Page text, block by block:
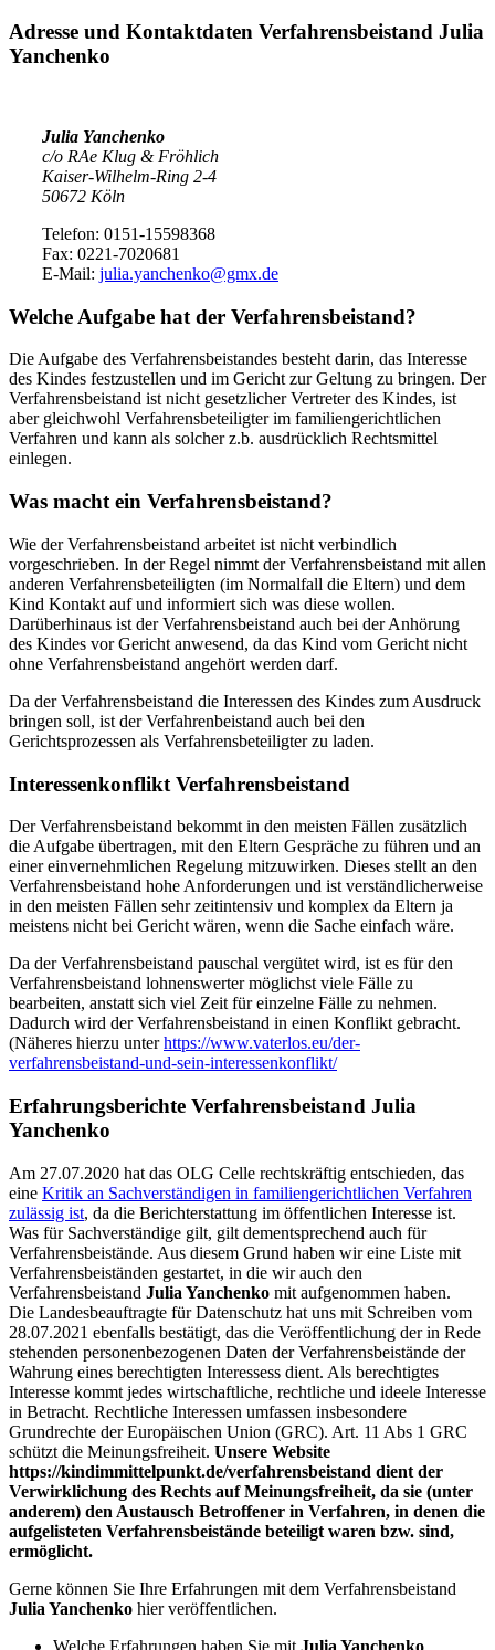
Adresse und Kontaktdaten Verfahrensbeistand Julia
Yanchenko
Julia Yanchenko
c/o RAe Klug & Fröhlich
Kaiser-Wilhelm-Ring 2-4
50672 Köln
Telefon: 0151-15598368
Fax: 0221-7020681
E-Mail: julia.yanchenko@gmx.de
Welche Aufgabe hat der Verfahrensbeistand?
Die Aufgabe des Verfahrensbeistandes besteht darin, das Interesse
des Kindes festzustellen und im Gericht zur Geltung zu bringen. Der
Verfahrensbeistand ist nicht gesetzlicher Vertreter des Kindes, ist
aber gleichwohl Verfahrensbeteiligter im familiengerichtlichen
Verfahren und kann als solcher z.b. ausdrücklich Rechtsmittel
einlegen.
Was macht ein Verfahrensbeistand?
Wie der Verfahrensbeistand arbeitet ist nicht verbindlich
vorgeschrieben. In der Regel nimmt der Verfahrensbeistand mit allen
anderen Verfahrensbeteiligten (im Normalfall die Eltern) und dem
Kind Kontakt auf und informiert sich was diese wollen.
Darüberhinaus ist der Verfahrensbeistand auch bei der Anhörung
des Kindes vor Gericht anwesend, da das Kind vom Gericht nicht
ohne Verfahrensbeistand angehört werden darf.
Da der Verfahrensbeistand die Interessen des Kindes zum Ausdruck
bringen soll, ist der Verfahrenbeistand auch bei den
Gerichtsprozessen als Verfahrensbeteiligter zu laden.
Interessenkonflikt Verfahrensbeistand
Der Verfahrensbeistand bekommt in den meisten Fällen zusätzlich
die Aufgabe übertragen, mit den Eltern Gespräche zu führen und an
einer einvernehmlichen Regelung mitzuwirken. Dieses stellt an den
Verfahrensbeistand hohe Anforderungen und ist verständlicherweise
in den meisten Fällen sehr zeitintensiv und komplex da Eltern ja
meistens nicht bei Gericht wären, wenn die Sache einfach wäre.
Da der Verfahrensbeistand pauschal vergütet wird, ist es für den
Verfahrensbeistand lohnenswerter möglichst viele Fälle zu
bearbeiten, anstatt sich viel Zeit für einzelne Fälle zu nehmen.
Dadurch wird der Verfahrensbeistand in einen Konflikt gebracht.
(Näheres hierzu unterhttps://www.vaterlos.eu/der-
verfahrensbeistand-und-sein-interessenkonflikt/
Erfahrungsberichte Verfahrensbeistand Julia
Yanchenko
Am 27.07.2020 hat das OLG Celle rechtskräftig entschieden, das
eine Kritik an Sachverständigen in familiengerichtlichen Verfahren
zulässig ist, da die Berichterstattung im öffentlichen Interesse ist.
Was für Sachverständige gilt, gilt dementsprechend auch für
Verfahrensbeistände. Aus diesem Grund haben wir eine Liste mit
Verfahrensbeiständen gestartet, in die wir auch den
Verfahrensbeistand Julia Yanchenko mit aufgenommen haben.
Die Landesbeauftragte für Datenschutz hat uns mit Schreiben vom
28.07.2021 ebenfalls bestätigt, das die Veröffentlichung der in Rede
stehenden personenbezogenen Daten der Verfahrensbeistände der
Wahrung eines berechtigten Interessess dient. Als berechtigtes
Interesse kommt jedes wirtschaftliche, rechtliche und ideele Interesse
in Betracht. Rechtliche Interessen umfassen insbesondere
Grundrechte der Europäischen Union (GRC). Art. 11 Abs 1 GRC
schützt die Meinungsfreiheit. Unsere Website
https://kindimmittelpunkt.de/verfahrensbeistand dient der
Verwirklichung des Rechts auf Meinungsfreiheit, da sie (unter
anderem) den Austausch Betroffener in Verfahren, in denen die
aufgelisteten Verfahrensbeistände beteiligt waren bzw. sind,
ermöglicht.
Gerne können Sie Ihre Erfahrungen mit dem Verfahrensbeistand
Julia Yanchenko hier veröffentlichen.
Welche Erfahrungen haben Sie mit Julia Yanchenko